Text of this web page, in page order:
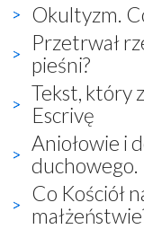
Okultyzm.
Przetrwał
pieśni?
Tekst, który
Escrivę
Aniołowie i
duchowego.
Co Kościół